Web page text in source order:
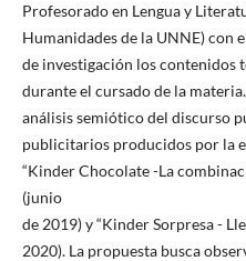
Profesorado en Lengua y
Humanidades de la UNNE) con
de investigación los
durante el cursado de la
análisis semiótico del discurso
publicitarios producidos por la
“Kinder Chocolate -La
(junio
de 2019) y “Kinder Sorpresa -
2020). La propuesta busca